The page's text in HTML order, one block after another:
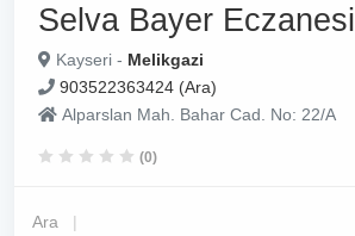
Selva Bayer Eczanesi
Kayseri - Melikgazi
903522363424 (Ara)
Alparslan Mah. Bahar Cad. No: 22/A
(0)
Ara